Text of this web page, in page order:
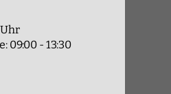
09:00 - 13:30